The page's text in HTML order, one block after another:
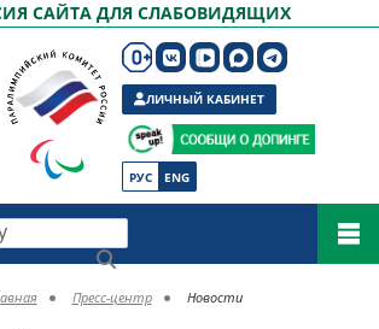
САЙТА ДЛЯ СЛАБОВИДЯЩИХ
РУС ENG
ЛИЧНЫЙ КАБИНЕТ
Пресс-центр Новости